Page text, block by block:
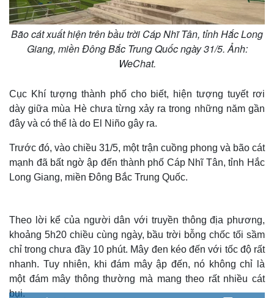
Bão cát xuất hiện trên bầu trời Cáp Nhĩ Tân, tỉnh Hắc Long
Giang, miền Đông Bắc Trung Quốc ngày 31/5. Ảnh:
WeChat.
Cục Khí tượng thành phố cho biết, hiện tượng tuyết rơi
dày giữa mùa Hè chưa từng xảy ra trong những năm gần
đây và có thể là do El Niño gây ra.
Trước đó, vào chiều 31/5, một trận cuồng phong và bão cát
mạnh đã bất ngờ ập đến thành phố Cáp Nhĩ Tân, tỉnh Hắc
Long Giang, miền Đông Bắc Trung Quốc.
Theo lời kể của người dân với truyền thông địa phương,
khoảng 5h20 chiều cùng ngày, bầu trời bỗng chốc tối sầm
chỉ trong chưa đầy 10 phút. Mây đen kéo đến với tốc độ rất
nhanh. Tuy nhiên, khi đám mây ập đến, nó không chỉ là
một đám mây thông thường mà mang theo rất nhiều cát
bụi.